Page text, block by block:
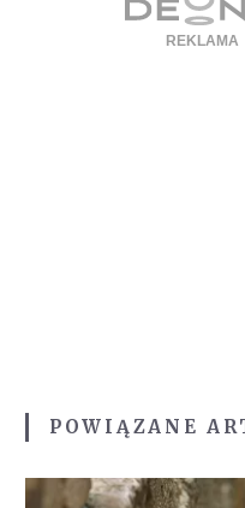
POWIĄZANE